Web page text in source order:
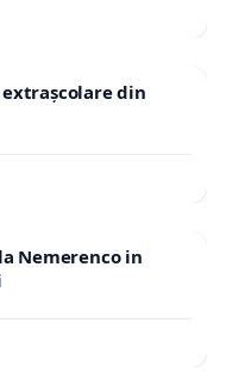
din
Nemerenco in